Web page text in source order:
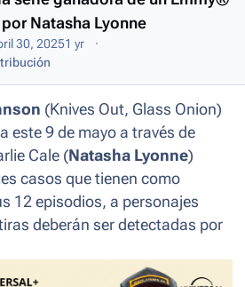
Natasha Lyonne
30, 20251 yr
(Knives Out, Glass Onion)
este 9 de mayo a través de
Cale (Natasha Lyonne)
casos que tienen como
12 episodios, a personajes
deberán ser detectadas por